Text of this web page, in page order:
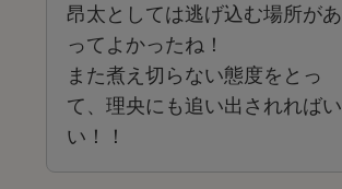
昂太としては逃げ込む場所があ
ってよかったね！
また煮え切らない態度をとっ
て、理央にも追い出されればい
い！！